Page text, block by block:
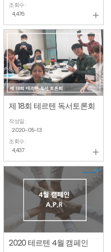
조회수 :
4,476

제 18회 테르텐 독서토론회
작성일 :
2020-05-13
조회수 :
4,437

2020 테르텐 4월 캠페인